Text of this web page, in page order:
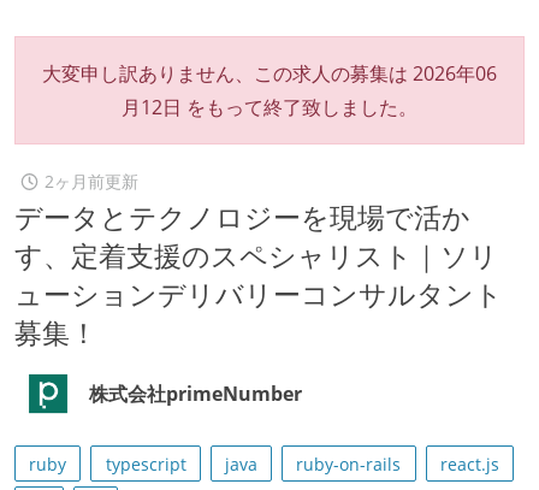
大変申し訳ありません、この求人の募集は 2026年06
月12日 をもって終了致しました。
2ヶ月前更新
データとテクノロジーを現場で活か
す、定着支援のスペシャリスト｜ソリ
ューションデリバリーコンサルタント
募集！
株式会社primeNumber
ruby typescript java ruby-on-rails
react.js